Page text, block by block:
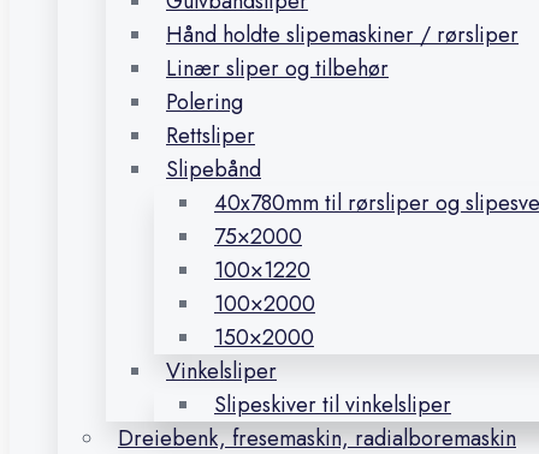
Hånd holdte slipemaskiner / rørsliper
Linær sliper og tilbehør
Polering
Rettsliper
Slipebånd
40x780mm til rørsliper og
75×2000
100×1220
100×2000
150×2000
Vinkelsliper
Slipeskiver til vinkelsliper
Dreiebenk, fresemaskin, radialboremaskin